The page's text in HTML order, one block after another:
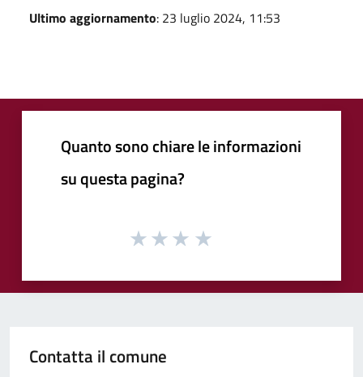
Ultimo aggiornamento: 23 luglio 2024, 11:53
Quanto sono chiare le informazioni
su questa pagina?
Contatta il comune